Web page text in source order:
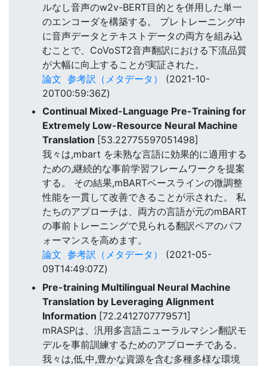
ルなし音声のw2v-BERT目的とを併用した単一
のエンコーダを構築する。 プレトレーニング中
に音声データとテキストデータの両方を組み込
むことで、CoVoST2音声翻訳における下流品質
が大幅に向上することが実証された。
論文 参考訳（メタデータ）
(2021-10-
20T00:59:36Z)
Continual Mixed-Language Pre-Training for
Extremely Low-Resource Neural Machine
Translation [53.22775597051498]
我々は,mbart を未熟な言語に効果的に適用する
ための,継続的な事前学習フレームワークを提案
する。 その結果,mBARTベースラインの微調整
性能を一貫して改善できることが示された。 私
たちのアプローチは、両方の言語が元のmBART
の事前トレーニングで見られる翻訳ペアのパフ
ォーマンスを高めます。
論文 参考訳（メタデータ）
(2021-05-
09T14:49:07Z)
Pre-training Multilingual Neural Machine
Translation by Leveraging Alignment
Information [72.2412707779571]
mRASPは、汎用多言語ニューラルマシン翻訳モ
デルを事前訓練するためのアプローチである。
我々は,低,中,豊かな資源を含む多種多様な環境